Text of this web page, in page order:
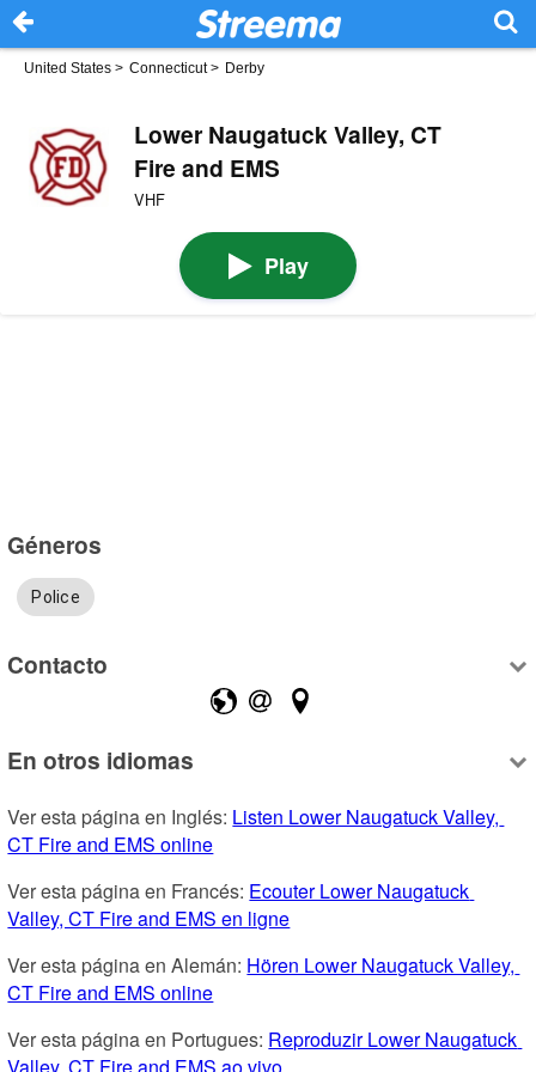
United States > Connecticut> Derby
Lower Naugatuck Valley, CT
Fire and EMS
VHF
Play
Géneros
Police
Contacto
En otros idiomas
Ver esta página en Inglés: Listen Lower Naugatuck Valley,
CT Fire and EMS online
Ver esta página en Francés: Ecouter Lower Naugatuck
Valley, CT Fire and EMS en ligne
Ver esta página en Alemán: Hören Lower Naugatuck Valley,
CT Fire and EMS online
Ver esta página en Portugues: Reproduzir Lower Naugatuck
Valley, CT Fire and EMS ao vivo